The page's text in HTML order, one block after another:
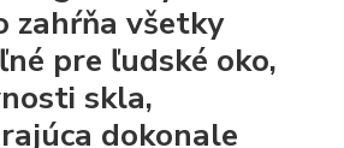
zahŕňa všetky
pre ľudské oko,
skla,
dokonale